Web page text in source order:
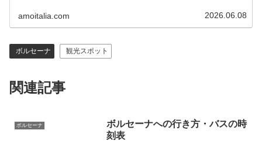
amoitalia.com 2026.06.08
ボルセーナ 観光スポット
関連記事
ボルセーナ
ボルセーナへの行き方・バスの時
刻表